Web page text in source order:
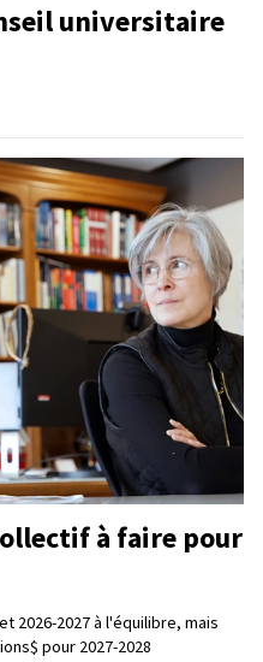
universitaire
à faire pour
2026-2027 à l'équilibre, mais
pour 2027-2028